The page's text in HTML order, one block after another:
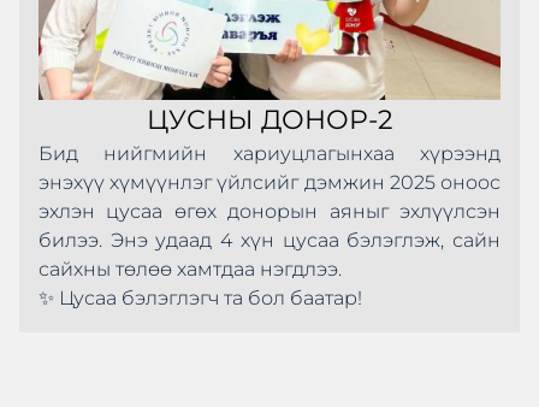
ЦУСНЫ ДОНОР-2
Бид нийгмийн хариуцлагынхаа хүрээнд
энэхүү хүмүүнлэг үйлсийг дэмжин 2025 оноос
эхлэн цусаа өгөх донорын аяныг эхлүүлсэн
билээ. Энэ удаад 4 хүн цусаа бэлэглэж, сайн
сайхны төлөө хамтдаа нэгдлээ.
✨ Цусаа бэлэглэгч та бол баатар!